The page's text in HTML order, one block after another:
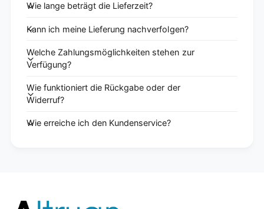
Wie lange beträgt die Lieferzeit?
Kann ich meine Lieferung nachverfolgen?
Welche Zahlungsmöglichkeiten stehen zur
Verfügung?
Wie funktioniert die Rückgabe oder der
Widerruf?
Wie erreiche ich den Kundenservice?